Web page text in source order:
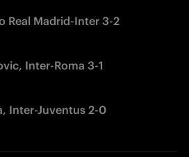
Real Madrid-Inter 3-2
Inter-Roma 3-1
Inter-Juventus 2-0